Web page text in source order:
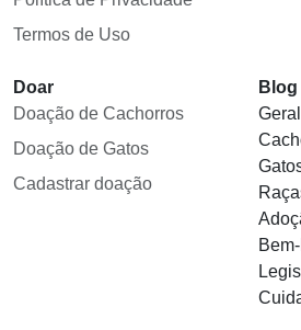
Termos de Uso
Doar
Doação de Cachorros
Doação de Gatos
Cadastrar doação
Blog
Geral